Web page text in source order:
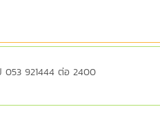
053 921444 ต่อ 2400